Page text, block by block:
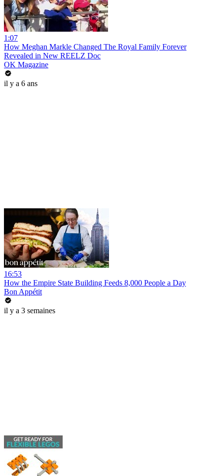
1:07
How Meghan Markle Changed The Royal Family Forever
Revealed in New REELZ Doc
OK Magazine
il y a 6 ans
16:53
How the Empire State Building Feeds 8,000 People a Day
Bon Appétit
il y a 3 semaines